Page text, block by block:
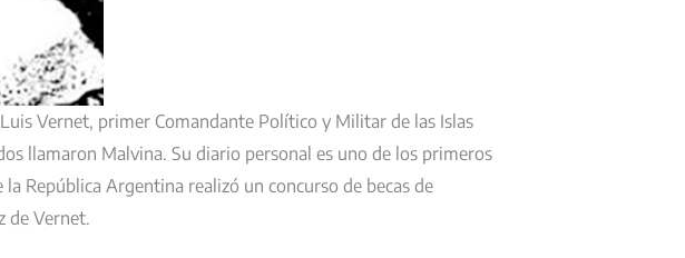
Vernet, primer Comandante Político y Militar de las Islas
llamaron Malvina. Su diario personal es uno de los primeros
la República Argentina realizó un concurso de becas de
de Vernet.